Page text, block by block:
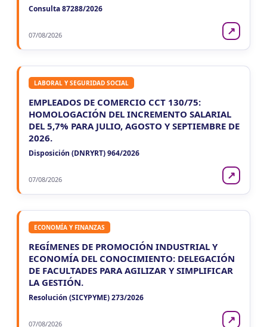
Consulta 87288/2026
07/08/2026 ↗
LABORAL Y SEGURIDAD SOCIAL
EMPLEADOS DE COMERCIO CCT 130/75:
HOMOLOGACIÓN DEL INCREMENTO SALARIAL
DEL 5,7% PARA JULIO, AGOSTO Y SEPTIEMBRE DE
2026.
Disposición (DNRYRT) 964/2026
07/08/2026 ↗
ECONOMÍA Y FINANZAS
REGÍMENES DE PROMOCIÓN INDUSTRIAL Y
ECONOMÍA DEL CONOCIMIENTO: DELEGACIÓN
DE FACULTADES PARA AGILIZAR Y SIMPLIFICAR
LA GESTIÓN.
Resolución (SICYPYME) 273/2026
07/08/2026 ↗